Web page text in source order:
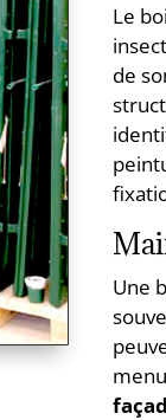
Le
de
Une